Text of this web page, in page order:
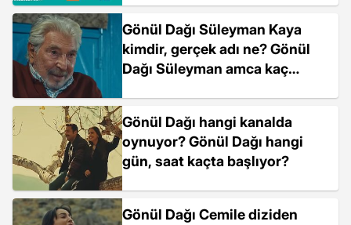
Gönül Dağı Süleyman Kaya
kimdir, gerçek adı ne? Gönül
Dağı Süleyman amca kaç
Gönül Dağı hangi kanalda
oynuyor? Gönül Dağı hangi
gün, saat kaçta başlıyor?
Gönül Dağı Cemile diziden